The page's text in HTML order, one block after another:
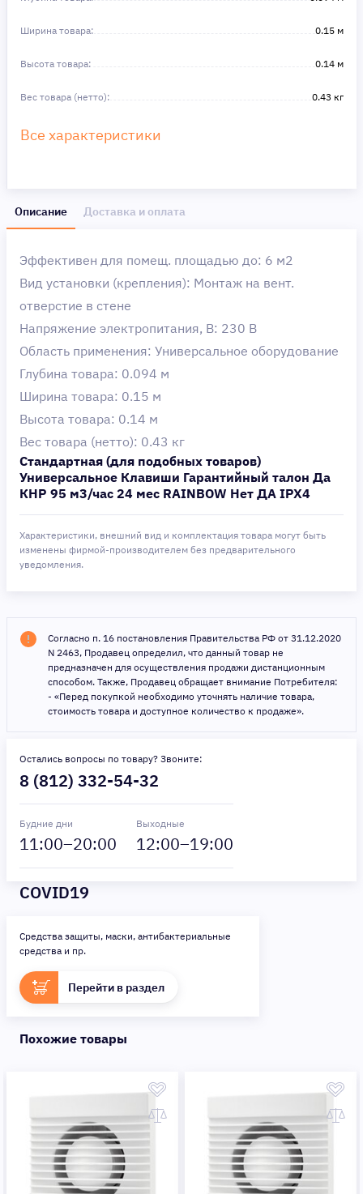
Ширина товара: 0.15 м
Высота товара: 0.14 м
Вес товара (нетто): 0.43 кг
Все характеристики
Описание Доставка и оплата
Эффективен для помещ. площадью до: 6 м2
Вид установки (крепления): Монтаж на вент.
отверстие в стене
Напряжение электропитания, В: 230 В
Область применения: Универсальное оборудование
Глубина товара: 0.094 м
Ширина товара: 0.15 м
Высота товара: 0.14 м
Вес товара (нетто): 0.43 кг
Стандартная (для подобных товаров)
Универсальное Клавиши Гарантийный талон Да
КНР 95 м3/час 24 мес RAINBOW Нет ДА IPX4
Характеристики, внешний вид и комплектация товара могут быть
изменены фирмой-производителем без предварительного
уведомления.
Согласно п. 16 постановления Правительства РФ от 31.12.2020
N 2463, Продавец определил, что данный товар не
предназначен для осуществления продажи дистанционным
способом. Также, Продавец обращает внимание Потребителя:
- «Перед покупкой необходимо уточнять наличие товара,
стоимость товара и доступное количество к продаже».
Остались вопросы по товару? Звоните:
8 (812) 332-54-32
Будние дни
11:00–20:00
Выходные
12:00–19:00
COVID19
Средства защиты, маски, антибактериальные
средства и пр.
Перейти в раздел
Похожие товары